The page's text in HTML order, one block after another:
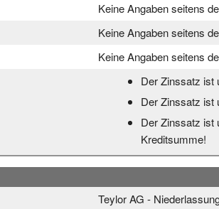
Keine Angaben seitens
Keine Angaben seitens
Keine Angaben seitens
Der Zinssatz ist
Der Zinssatz ist
Der Zinssatz ist
Kreditsumme!
Teylor AG -